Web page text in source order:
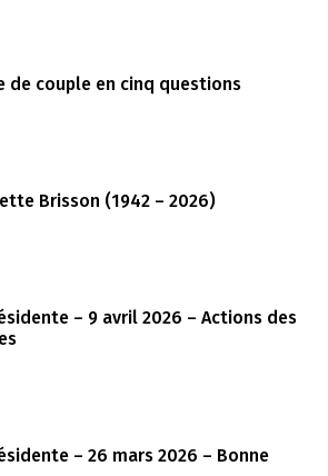
de couple en cinq questions
Brisson (1942 – 2026)
– 9 avril 2026 – Actions des
– 26 mars 2026 – Bonne